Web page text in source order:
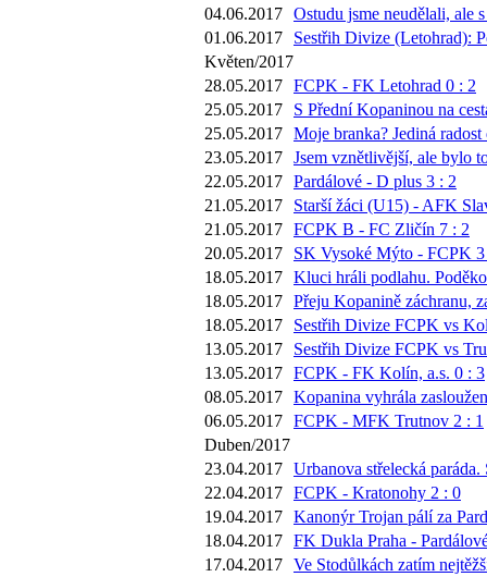
04.06.2017 Ostudu jsme neudělali, ale
01.06.2017
Sestřih Divize (Letohrad):
Květen/2017
28.05.2017 FCPK - FK Letohrad 0 : 2
25.05.2017
S Přední Kopaninou na
25.05.2017 Moje branka? Jediná
23.05.2017 Jsem vznětlivější, ale bylo
22.05.2017 Pardálové - D plus 3 : 2
21.05.2017
Starší žáci (U15) - AFK
21.05.2017 FCPK B - FC Zličín 7 : 2
20.05.2017
SK Vysoké Mýto - FCPK
18.05.2017 Kluci hráli podlahu.
18.05.2017 Přeju Kopanině záchranu,
18.05.2017
Sestřih Divize FCPK vs
13.05.2017
Sestřih Divize FCPK vs
13.05.2017 FCPK - FK Kolín, a.s. 0 : 3
08.05.2017 Kopanina vyhrála
06.05.2017 FCPK - MFK Trutnov 2 : 1
Duben/2017
23.04.2017 Urbanova střelecká
22.04.2017 FCPK - Kratonohy 2 : 0
19.04.2017 Kanonýr Trojan pálí za
18.04.2017 FK Dukla Praha -
17.04.2017 Ve Stodůlkách zatím